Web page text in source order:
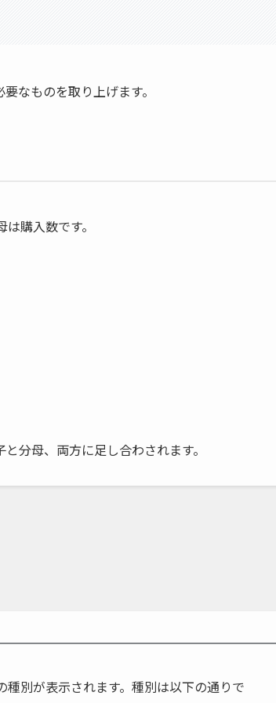
なものを取り上げます。
購入数です。
分母、両方に足し合わされます。
別が表示されます。種別は以下の通りで